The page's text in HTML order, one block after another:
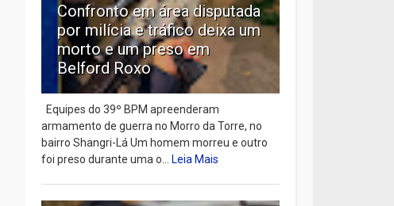
Confronto em área disputada
por milícia e tráfico deixa um
morto e um preso em
Belford Roxo
Equipes do 39º BPM apreenderam
armamento de guerra no Morro da Torre, no
bairro Shangri-Lá Um homem morreu e outro
foi preso durante uma o...Leia Mais